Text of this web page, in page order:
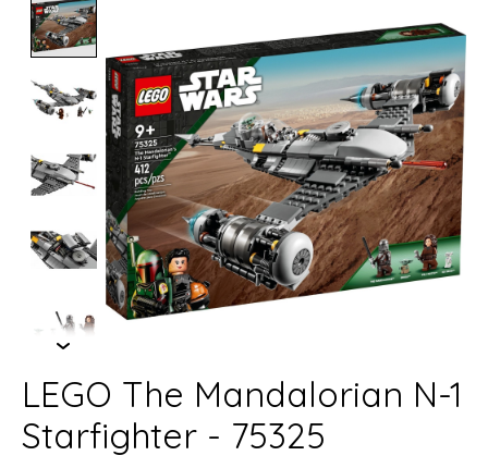
LEGO The Mandalorian N-1
Starfighter - 75325